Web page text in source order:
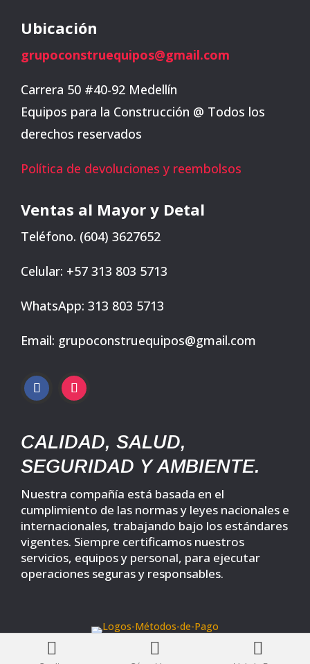
  
Ubicación
grupoconstruequipos@gmail.com
Carrera 50 #40-92 Medellín
Equipos para la Construcción @ Todos los
derechos reservados
Política de devoluciones y reembolsos
Ventas al Mayor y Detal
Teléfono. (604) 3627652
Celular: +57 313 803 5713
WhatsApp: 313 803 5713
Email: grupoconstruequipos@gmail.com
CALIDAD, SALUD,
SEGURIDAD Y AMBIENTE.
Nuestra compañía está basada en el
cumplimiento de las normas y leyes nacionales e
internacionales, trabajando bajo los estándares
vigentes. Siempre certificamos nuestros
servicios, equipos y personal, para ejecutar
operaciones seguras y responsables.